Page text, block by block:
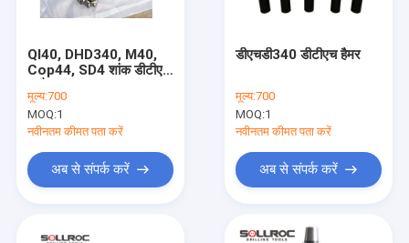
Ql40, DHD340, M40,
Cop44, SD4 शांक डीटीएच
मूल्य:700
MOQ:1
नवीनतम कीमत पता करें
अब से संपर्क करें
डीएचडी340 डीटीएच हैमर
मूल्य:700
MOQ:1
नवीनतम कीमत पता करें
अब से संपर्क करें